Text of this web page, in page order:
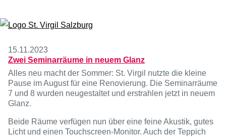
15.11.2023
Zwei Seminarräume in neuem Glanz
Alles neu macht der Sommer: St. Virgil nutzte die kleine
Pause im August für eine Renovierung. Die Seminarräume
7 und 8 wurden neugestaltet und erstrahlen jetzt in neuem
Glanz.
Beide Räume verfügen nun über eine feine Akustik, gutes
Licht und einen Touchscreen-Monitor. Auch der Teppich